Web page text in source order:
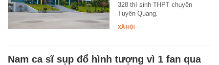
328 thí sinh THPT chuyên
Tuyên Quang.
XÃ HỘI -
Nam ca sĩ sụp đổ hình tượng vì 1 fan qua